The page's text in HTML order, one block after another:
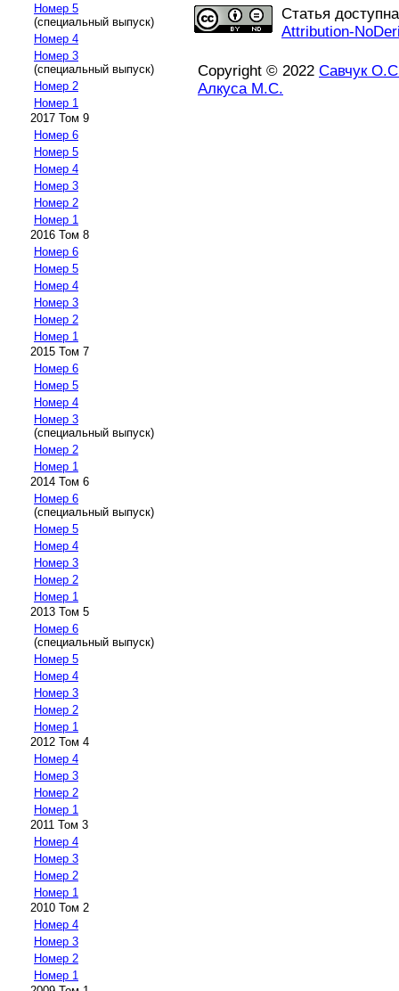
Номер 5
(специальный выпуск)
Номер 4
Номер 3
(специальный выпуск)
Номер 2
Номер 1
2017 Том 9
Номер 6
Номер 5
Номер 4
Номер 3
Номер 2
Номер 1
2016 Том 8
Номер 6
Номер 5
Номер 4
Номер 3
Номер 2
Номер 1
2015 Том 7
Номер 6
Номер 5
Номер 4
Номер 3
(специальный выпуск)
Номер 2
Номер 1
2014 Том 6
Номер 6
(специальный выпуск)
Номер 5
Номер 4
Номер 3
Номер 2
Номер 1
2013 Том 5
Номер 6
(специальный выпуск)
Номер 5
Номер 4
Номер 3
Номер 2
Номер 1
2012 Том 4
Номер 4
Номер 3
Номер 2
Номер 1
2011 Том 3
Номер 4
Номер 3
Номер 2
Номер 1
2010 Том 2
Номер 4
Номер 3
Номер 2
Номер 1
Статья
Attribution-
Copyright © 2022 Савчук
Алкуса М.С.